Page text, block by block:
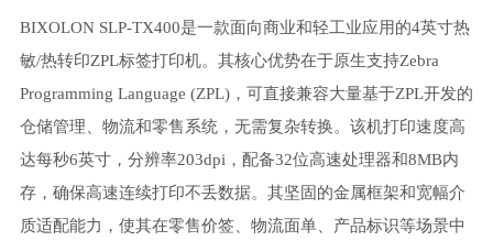
BIXOLON SLP-TX400是一款面向商业和轻工业应用的4英寸热
敏/热转印ZPL标签打印机。其核心优势在于原生支持Zebra
Programming Language (ZPL)，可直接兼容大量基于ZPL开发的
仓储管理、物流和零售系统，无需复杂转换。该机打印速度高
达每秒6英寸，分辨率203dpi，配备32位高速处理器和8MB内
存，确保高速连续打印不丢数据。其坚固的金属框架和宽幅介
质适配能力，使其在零售价签、物流面单、产品标识等场景中